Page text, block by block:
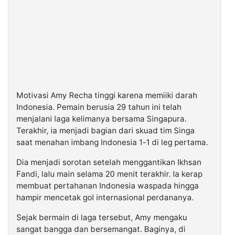
Motivasi Amy Recha tinggi karena memiiki darah
Indonesia. Pemain berusia 29 tahun ini telah
menjalani laga kelimanya bersama Singapura.
Terakhir, ia menjadi bagian dari skuad tim Singa
saat menahan imbang Indonesia 1-1 di leg pertama.
Dia menjadi sorotan setelah menggantikan Ikhsan
Fandi, lalu main selama 20 menit terakhir. Ia kerap
membuat pertahanan Indonesia waspada hingga
hampir mencetak gol internasional perdananya.
Sejak bermain di laga tersebut, Amy mengaku
sangat bangga dan bersemangat. Baginya, di